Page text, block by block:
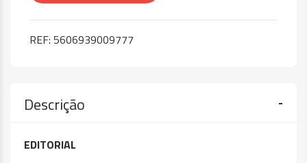
REF: 5606939009777
Descrição
EDITORIAL